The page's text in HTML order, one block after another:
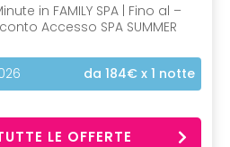
in FAMILY SPA | Fino al –
Accesso SPA SUMMER
da 184€ x 1 notte
LE OFFERTE